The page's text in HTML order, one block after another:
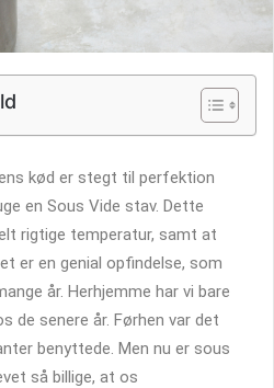
kød er stegt til perfektion
en Sous Vide stav. Dette
rigtige temperatur, samt at
er en genial opfindelse, som
år. Herhjemme har vi bare
senere år. Førhen var det
benyttede. Men nu er sous
så billige, at os